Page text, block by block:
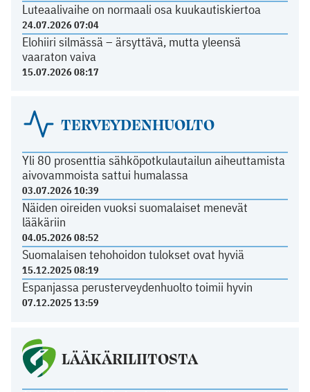
Luteaalivaihe on normaali osa kuukautiskiertoa
24.07.2026 07:04
Elohiiri silmässä – ärsyttävä, mutta yleensä
vaaraton vaiva
15.07.2026 08:17
TERVEYDENHUOLTO
Yli 80 prosenttia sähköpotkulautailun aiheuttamista
aivovammoista sattui humalassa
03.07.2026 10:39
Näiden oireiden vuoksi suomalaiset menevät
lääkäriin
04.05.2026 08:52
Suomalaisen tehohoidon tulokset ovat hyviä
15.12.2025 08:19
Espanjassa perusterveydenhuolto toimii hyvin
07.12.2025 13:59
LÄÄKÄRILIITOSTA